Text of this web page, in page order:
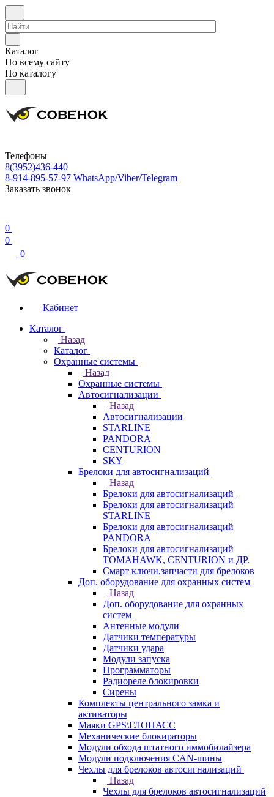
Каталог
По всему сайту
По каталогу
Телефоны
8(3952)436-440
8-914-895-57-97 WhatsApp/Viber/Telegram
Заказать звонок
0
0
0
Кабинет
Каталог
Назад
Каталог
Охранные системы
Назад
Охранные системы
Автосигнализации
Назад
Автосигнализации
STARLINE
PANDORA
CENTURION
SKY
Брелоки для автосигнализаций
Назад
Брелоки для автосигнализаций
Брелоки для автосигнализаций
STARLINE
Брелоки для автосигнализаций
PANDORA
Брелоки для автосигнализаций
TOMAHAWK, CENTURION и ДР.
Смарт ключи,запчасти для брелоков
Доп. оборудование для охранных систем
Назад
Доп. оборудование для охранных
систем
Антенные модули
Датчики температуры
Датчики удара
Модули запуска
Программаторы
Радиореле блокировки
Сирены
Комплекты центрального замка и
активаторы
Маяки GPS\ГЛОНАСС
Механические блокираторы
Модули обхода штатного иммобилайзера
Модули подключения CAN-шины
Чехлы для брелоков автосигнализаций
Назад
Чехлы для брелоков автосигнализаций